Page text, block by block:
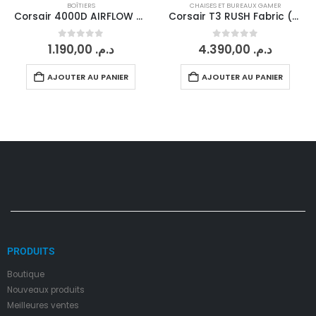
BOÎTIERS
Corsair 4000D AIRFLOW Tempered Glass (Noir)
0sur 5 د.م.
AJOUTER AU PANIER
CHAISES ET BUREAUX GAMER
Corsair T3 RUSH Fabric (Charcoal Grey)
0sur 5 د.م.
AJOUTER AU PANIER
PRODUITS
Boutique
Nouveaux produits
Meilleures ventes